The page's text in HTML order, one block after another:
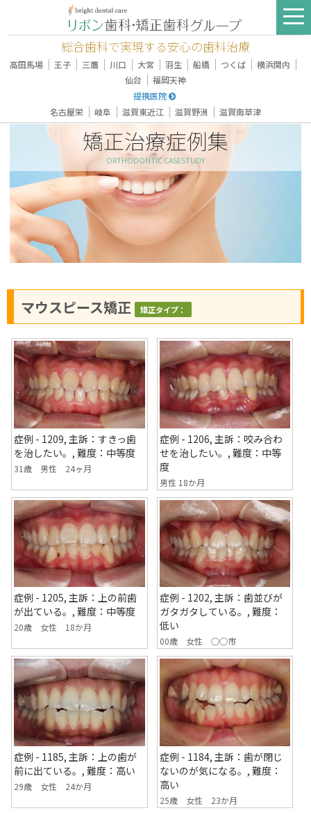
総合歯科で実現する安心の歯科治療
高田馬場 ｜ 王子 ｜ 三鷹 ｜ 川口 ｜ 大宮 ｜ 羽生 ｜ 船橋 ｜ つくば ｜ 横浜関内 ｜
仙台 ｜ 福岡天神
提携医院
名古屋栄 ｜ 岐阜 ｜ 滋賀東近江 ｜ 滋賀野洲 ｜ 滋賀南草津
矯正治療症例集
ORTHODONTIC CASESTUDY
マウスピース矯正 矯正タイプ：
症例 - 1209, 主訴：すきっ歯
を治したい。, 難度：中等度
31歳 男性 24ヶ月
症例 - 1206, 主訴：咬み合わ
せを治したい。, 難度：中等
度
男性 18か月
症例 - 1205, 主訴：上の前歯
が出ている。, 難度：中等度
20歳 女性 18か月
症例 - 1202, 主訴：歯並びが
ガタガタしている。, 難度：
低い
00歳 女性 ○○市
症例 - 1185, 主訴：上の歯が
前に出ている。, 難度：高い
29歳 女性 24か月
症例 - 1184, 主訴：歯が閉じ
ないのが気になる。, 難度：
高い
25歳 女性 23か月